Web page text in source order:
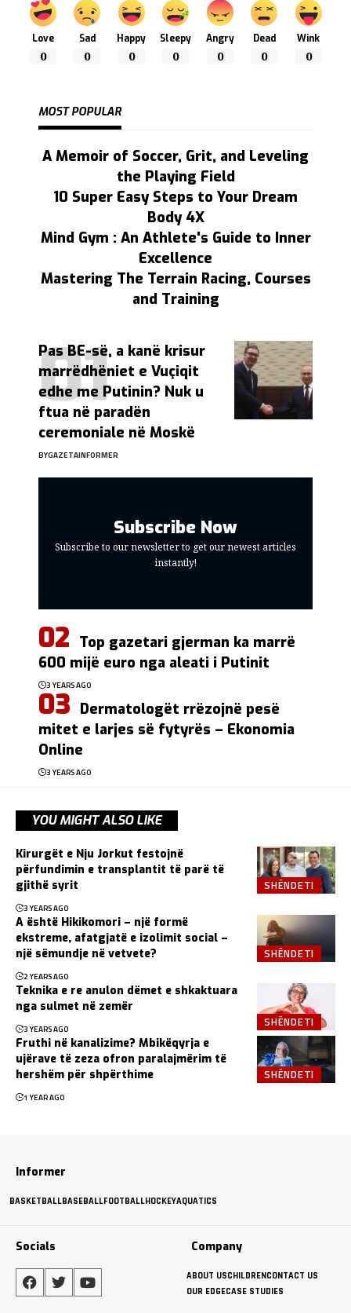
Love
0
Sad
0
Happy
0
Sleepy
0
Angry
0
Dead
0
Wink
0
MOST POPULAR
A Memoir of Soccer, Grit, and Leveling
the Playing Field
10 Super Easy Steps to Your Dream
Body 4X
Mind Gym : An Athlete's Guide to Inner
Excellence
Mastering The Terrain Racing, Courses
and Training
Pas BE-së, a kanë krisur
marrëdhëniet e Vuçiqit
edhe me Putinin? Nuk u
ftua në paradën
ceremoniale në Moskë
BYGAZETAINFORMER
Subscribe Now
Subscribe to our newsletter to get our newest articles
instantly!
Top gazetari gjerman ka marrë
600 mijë euro nga aleati i Putinit
3 YEARS AGO
Dermatologët rrëzojnë pesë
mitet e larjes së fytyrës – Ekonomia
Online
3 YEARS AGO
YOU MIGHT ALSO LIKE
SHËNDETI
Kirurgët e Nju Jorkut festojnë
përfundimin e transplantit të parë të
gjithë syrit
3 YEARS AGO
SHËNDETI
A është Hikikomori – një formë
ekstreme, afatgjatë e izolimit social –
një sëmundje në vetvete?
2 YEARS AGO
SHËNDETI
Teknika e re anulon dëmet e shkaktuara
nga sulmet në zemër
3 YEARS AGO
SHËNDETI
Fruthi në kanalizime? Mbikëqyrja e
ujërave të zeza ofron paralajmërim të
hershëm për shpërthime
1 YEAR AGO
Informer
BASKETBALLBASEBALLFOOTBALLHOCKEYAQUATICS
Socials Company
ABOUT USCHILDRENCONTACT US
OUR EDGECASE STUDIES